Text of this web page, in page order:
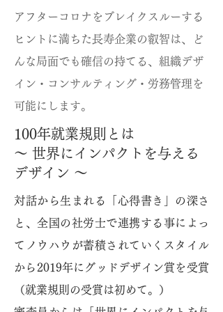
アフターコロナをブレイクスルーする
ヒントに満ちた長寿企業の叡智は、ど
んな局面でも確信の持てる、組織デザ
イン・コンサルティング・労務管理を
可能にします。
100年就業規則とは
～ 世界にインパクトを与える
デザイン ～
対話から生まれる「心得書き」の深さ
と、全国の社労士で連携する事によっ
てノウハウが蓄積されていくスタイル
から 2019年にグッドデザイン賞を受賞
（就業規則の受賞は初めて。）